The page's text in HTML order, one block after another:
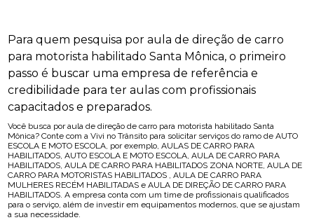
Para quem pesquisa por aula de direção de carro
para motorista habilitado Santa Mônica, o primeiro
passo é buscar uma empresa de referência e
credibilidade para ter aulas com profissionais
capacitados e preparados.
Você busca por aula de direção de carro para motorista habilitado Santa
Mônica? Conte com a Vivi no Trânsito para solicitar serviços do ramo de AUTO
ESCOLA E MOTO ESCOLA, por exemplo, AULAS DE CARRO PARA
HABILITADOS, AUTO ESCOLA E MOTO ESCOLA, AULA DE CARRO PARA
HABILITADOS, AULA DE CARRO PARA HABILITADOS ZONA NORTE, AULA DE
CARRO PARA MOTORISTAS HABILITADOS , AULA DE CARRO PARA
MULHERES RECÉM HABILITADAS e AULA DE DIREÇÃO DE CARRO PARA
HABILITADOS. A empresa conta com um time de profissionais qualificados
para o serviço, além de investir em equipamentos modernos, que se ajustam
a sua necessidade.